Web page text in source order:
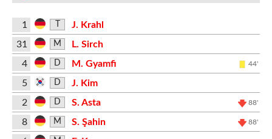
1
J. Krahl
31
M
L. Sirch
4
D M. Gyamfi 44'
5 D
J. Kim
2
D S. Asta 88'
8 M S. Şahin 88'